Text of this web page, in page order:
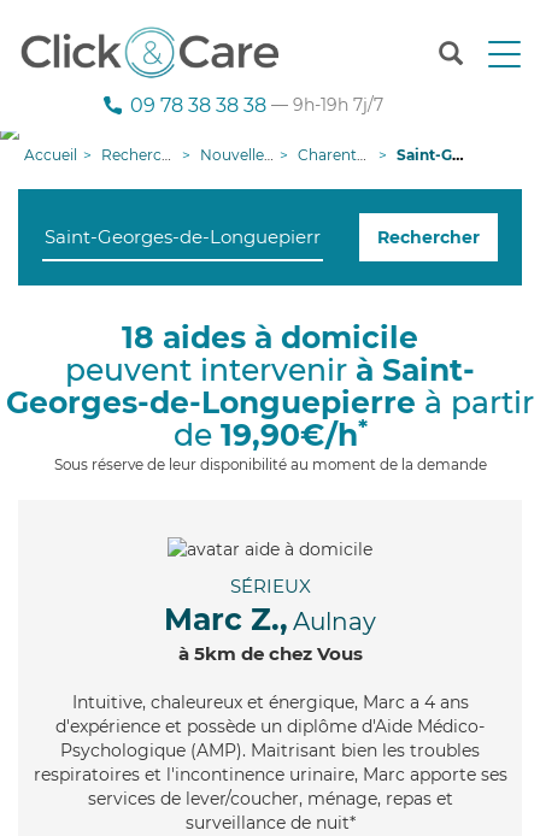
T
n
g
o
n
09 78 38 38 38 — 9h-19h 7j/7
Accueil Recherche aide à domicile Nouvelle-Aquitaine Charente-Maritime Saint-Georges-de-Longuepierre
Rechercher
18 aides à domicile
peuvent intervenir à Saint-
Georges-de-Longuepierre à partir
de 19,90€/h*
Sous réserve de leur disponibilité au moment de la demande
SÉRIEUX
Marc Z., Aulnay
à 5km de chez Vous
Intuitive, chaleureux et énergique, Marc a 4 ans
d'expérience et possède un diplôme d'Aide Médico-
Psychologique (AMP). Maitrisant bien les troubles
respiratoires et l'incontinence urinaire, Marc apporte ses
services de lever/coucher, ménage, repas et
surveillance de nuit*